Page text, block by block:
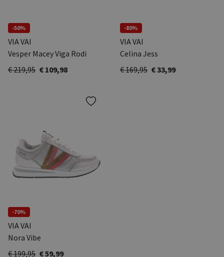
-50%
VIA VAI
Vesper Macey Viga Rodi
€ 219,95 € 109,98
-80%
VIA VAI
Celina Jess
€ 169,95 € 33,99
-70%
VIA VAI
Nora Vibe
€ 199,95 € 59,99